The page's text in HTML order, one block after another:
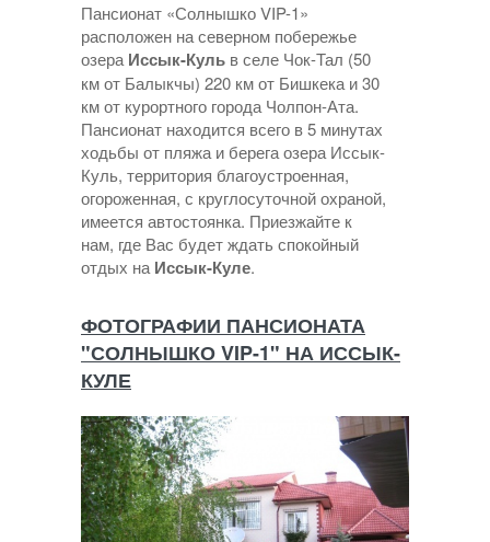
Пансионат «Солнышко VIP-1»
расположен на северном побережье
озера Иссык-Куль в селе Чок-Тал (50
км от Балыкчы) 220 км от Бишкека и 30
км от курортного города Чолпон-Ата.
Пансионат находится всего в 5 минутах
ходьбы от пляжа и берега озера Иссык-
Куль, территория благоустроенная,
огороженная, с круглосуточной охраной,
имеется автостоянка. Приезжайте к
нам, где Вас будет ждать спокойный
отдых на Иссык-Куле.
ФОТОГРАФИИ ПАНСИОНАТА
"СОЛНЫШКО VIP-1" НА ИССЫК-
КУЛЕ